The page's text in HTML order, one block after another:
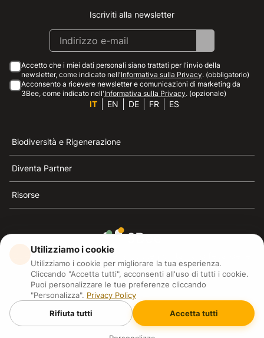
Instagram
Facebook
Linkedin
Youtube
Iscriviti alla newsletter
Accetto che i miei dati personali siano trattati per l'invio della
newsletter, come indicato nell'Informativa sulla Privacy. (obbligatorio)
Acconsento a ricevere newsletter e comunicazioni di marketing da
3Bee, come indicato nell'Informativa sulla Privacy. (opzionale)
IT EN DE FR ES
Biodiversità e Rigenerazione
Diventa Partner
Risorse
3Bee è il riferimento della sostenibilità, la difesa delle
api e della biodiversità
3Bee S.R.L Via Pastrengo 14, 20159, Milano (MI)
P.IVA: IT09711590969
3Bee GmbHSede legale: Oranienburger Straße 23, 10178
BerlinHR number: 256594
20263Bee - All rights reserved.
Utilizziamo i cookie
Utilizziamo i cookie per migliorare la tua esperienza.
Cliccando "Accetta tutti", acconsenti all'uso di tutti i cookie.
Puoi personalizzare le tue preferenze cliccando
"Personalizza". Privacy Policy
Rifiuta tutti Accetta tutti